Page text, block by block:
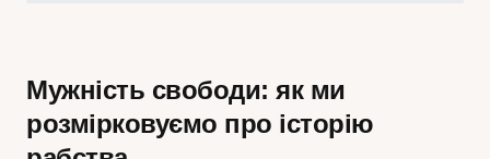
Мужність свободи: як ми
розмірковуємо про історію